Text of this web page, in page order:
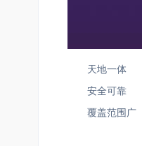
天地一体
安全可靠
覆盖范围广